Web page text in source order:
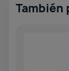
También